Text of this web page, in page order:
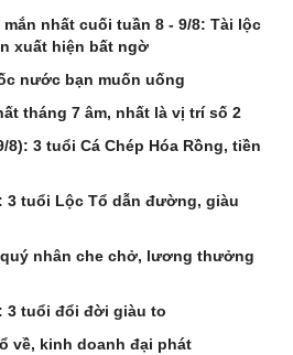
nhất cuối tuần 8 - 9/8: Tài lộc
xuất hiện bất ngờ
nước bạn muốn uống
tháng 7 âm, nhất là vị trí số 2
8): 3 tuổi Cá Chép Hóa Rồng, tiền
3 tuổi Lộc Tổ dẫn đường, giàu
nhân che chở, lương thưởng
3 tuổi đổi đời giàu to
về, kinh doanh đại phát